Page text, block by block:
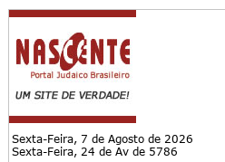
Sexta-Feira, 7 de Agosto de 2026
Sexta-Feira, 24 de Av de 5786